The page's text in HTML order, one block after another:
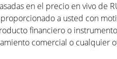
en el precio en vivo de
a usted con
financiero o
comercial o cualquier